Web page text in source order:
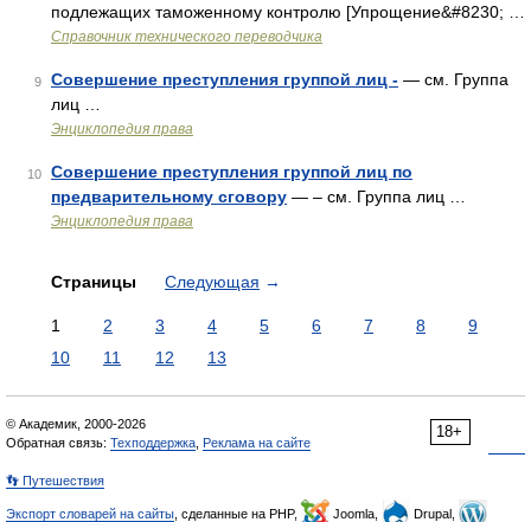
подлежащих таможенному контролю [Упрощение&#8230; …
Справочник технического переводчика
9 Совершение преступления группой лиц - — см. Группа
лиц …
Энциклопедия права
10
Совершение преступления группой лиц по
предварительному сговору — – см. Группа лиц …
Энциклопедия права
Страницы Следующая →
1 2 3 4 5 6 7 8
9
10
11 12 13
18+
© Академик, 2000-2026
Обратная связь: Техподдержка Реклама на сайте
👣 Путешествия
Экспорт словарей на сайты , сделанные на PHP, Joomla,
Drupal,